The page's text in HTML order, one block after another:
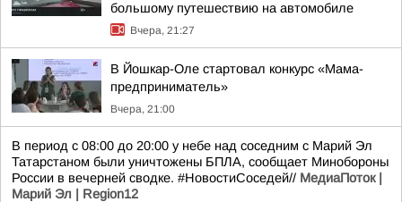
большому путешествию на автомобиле
Вчера, 21:27
В Йошкар-Оле стартовал конкурс «Мама-
предприниматель»
Вчера, 21:00
В период с 08:00 до 20:00 у небе над соседним с Марий Эл
Татарстаном были уничтожены БПЛА, сообщает Минобороны
России в вечерней сводке. #НовостиСоседей// МедиаПоток |
Марий Эл | Region12